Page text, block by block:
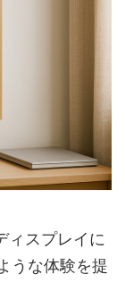
ィスプレイに
うな体験を提